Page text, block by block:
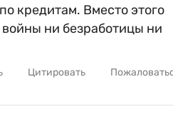
кредитам. Вместо этого
ни безработицы ни
Цитировать